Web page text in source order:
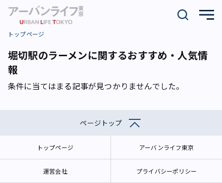
トップページ
堀切駅のラーメンに関するおすすめ・人気情
報
条件に当てはまる記事が見つかりませんでした。
ページトップ
トップページ アーバンライフ東京
運営会社 プライバシーポリシー